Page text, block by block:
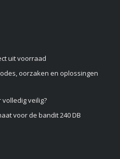
uit voorraad
oorzaken en oplossingen
veilig?
voor de bandit 240 DB